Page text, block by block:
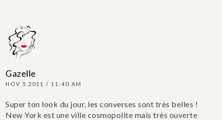
Gazelle
NOV 5.2011 / 11:40 AM
Super ton look du jour, les converses sont très belles !
New York est une ville cosmopolite mais très ouverte